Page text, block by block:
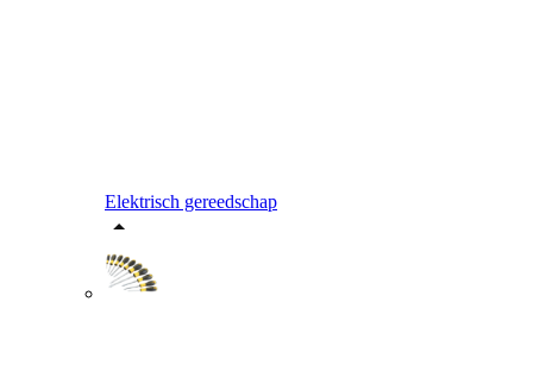
Elektrisch gereedschap